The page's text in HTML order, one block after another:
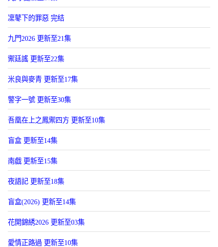
凜鼕下的罪惡 完结
九門2026 更新至21集
禦廷謠 更新至22集
米良與麥青 更新至17集
警字一號 更新至30集
吾凰在上之鳳禦四方 更新至10集
盲盒 更新至14集
南戯 更新至15集
夜語記 更新至18集
盲盒(2026) 更新至14集
花開錦綉2026 更新至03集
愛情正路過 更新至10集